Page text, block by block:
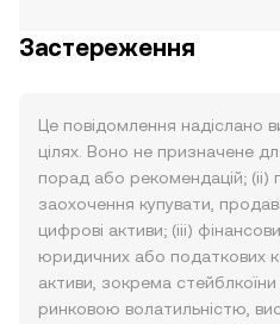
Застереження
Це повідомлення надіслано
цілях. Воно не призначене
порад або рекомендацій; (ii)
заохочення купувати,
цифрові активи; (iii)
юридичних або податкових
активи, зокрема стейблкоїни
ринковою волатильністю,